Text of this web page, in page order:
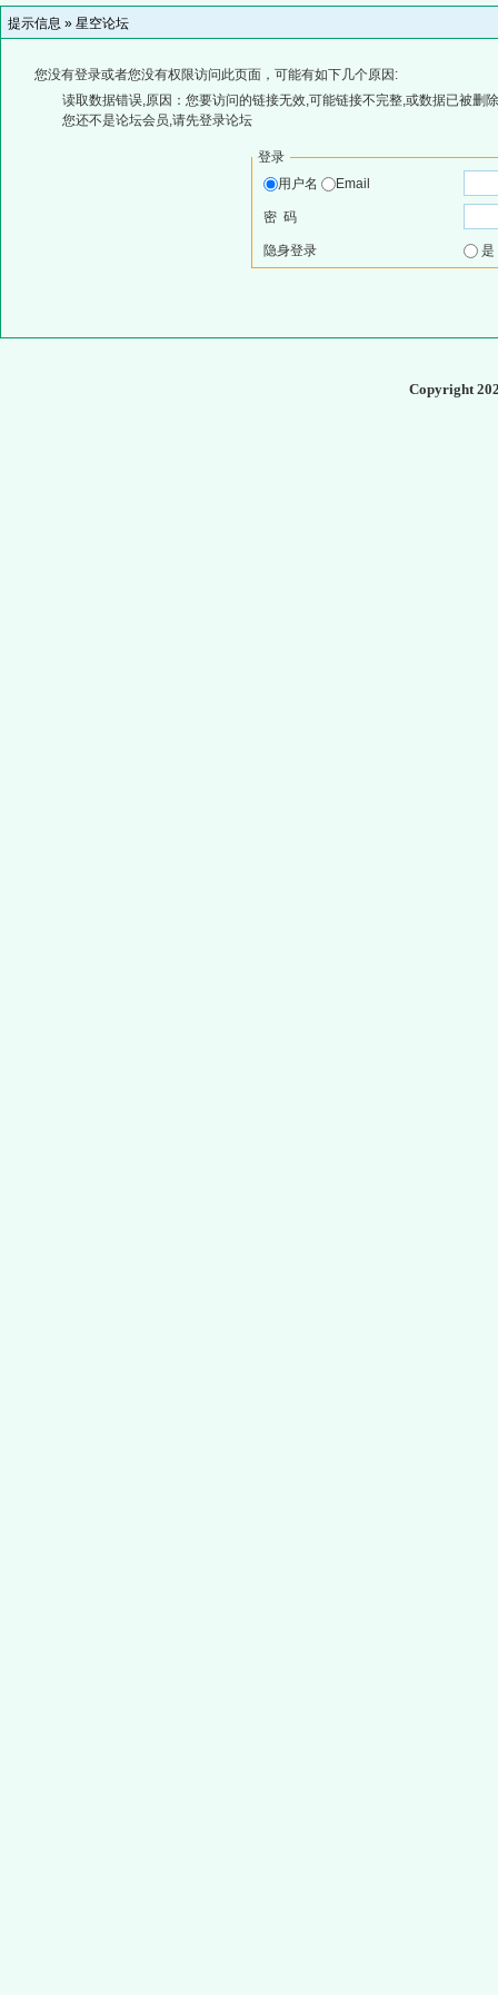
提示信息 » 星空论坛
您没有登录或者您没有权限访问此页面，可能有如下几个原因:
读取数据错误,原因：您要访问的链接无效,可能链接不完整,或数据已被删
您还不是论坛会员,请先登录论坛
登录
用户名
Email
密 码
隐身登录
Copyright